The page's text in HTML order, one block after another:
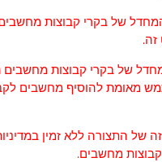
בקרי קבוצות מחשבים כבר יש
בקרי קבוצות מחשבים מוגדרת
להוסיף מחשבים לקבוצת
ללא זמין במדיניות ברירת